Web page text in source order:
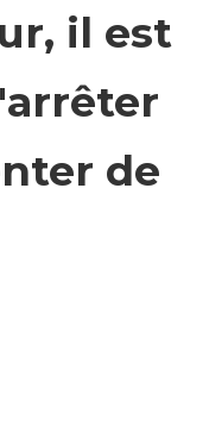
il est
de